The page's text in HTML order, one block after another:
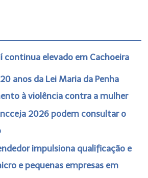
continua elevado em Cachoeira
anos da Lei Maria da Penha
à violência contra a mulher
2026 podem consultar o
impulsiona qualificação e
e pequenas empresas em